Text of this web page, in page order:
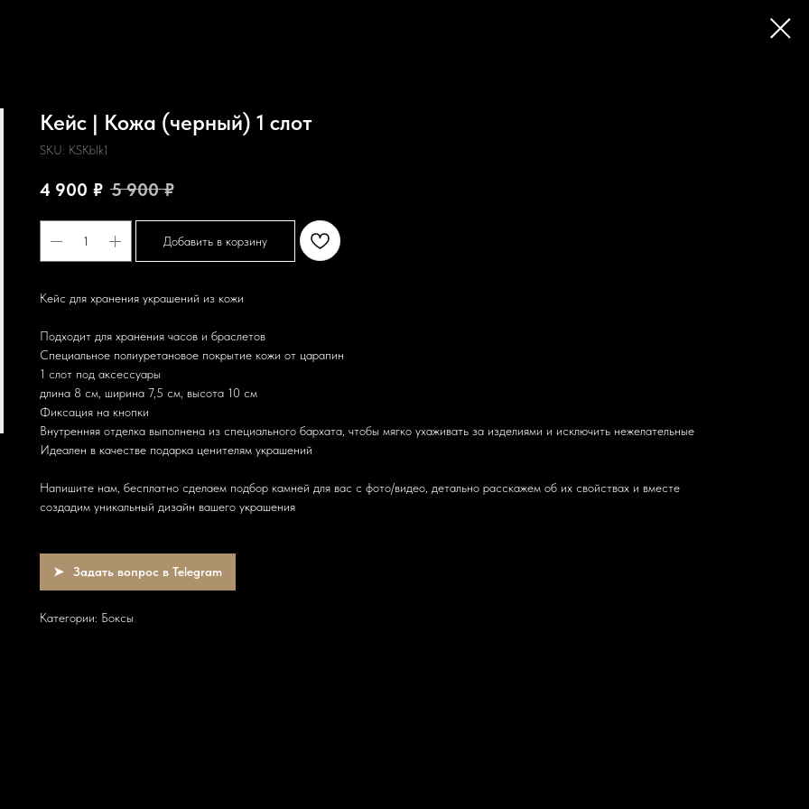
Кейс | Кожа (черный) 1 слот
SKU: KSKblk1
4 900 ₽ 5 900 ₽
Добавить в корзину
Кейс для хранения украшений из кожи
Подходит для хранения часов и браслетов
Специальное полиуретановое покрытие кожи от царапин
1 слот под аксессуары
длина 8 см, ширина 7,5 см, высота 10 см
Фиксация на кнопки
Внутренняя отделка выполнена из специального бархата, чтобы мягко ухаживать за изделиями и исключить нежелательные
Идеален в качестве подарка ценителям украшений
Напишите нам, бесплатно сделаем подбор камней для вас с фото/видео, детально расскажем об их свойствах и вместе
создадим уникальный дизайн вашего украшения
Задать вопрос в Telegram
Категории: Боксы